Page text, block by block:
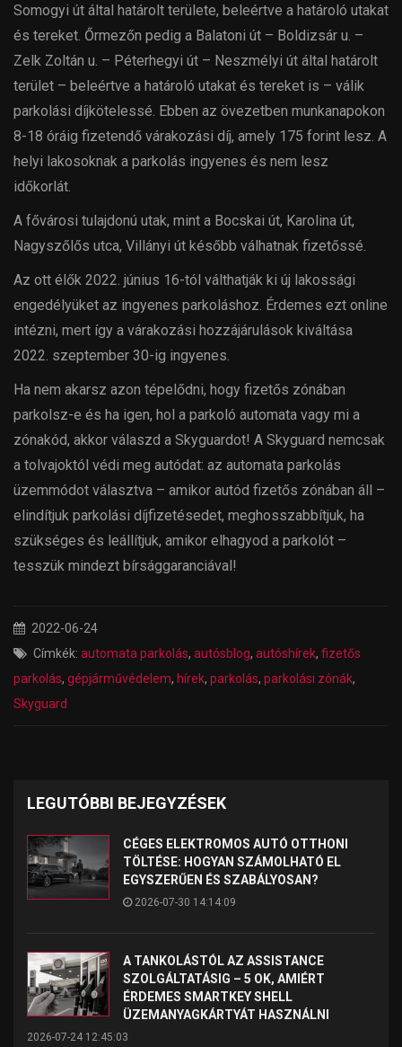
Somogyi út által határolt területe, beleértve a határoló utakat
és tereket. Őrmezőn pedig a Balatoni út – Boldizsár u. –
Zelk Zoltán u. – Péterhegyi út – Neszmélyi út által határolt
terület – beleértve a határoló utakat és tereket is – válik
parkolási díjkötelessé. Ebben az övezetben munkanapokon
8-18 óráig fizetendő várakozási díj, amely 175 forint lesz. A
helyi lakosoknak a parkolás ingyenes és nem lesz
időkorlát.
A fővárosi tulajdonú utak, mint a Bocskai út, Karolina út,
Nagyszőlős utca, Villányi út később válhatnak fizetőssé.
Az ott élők 2022. június 16-tól válthatják ki új lakossági
engedélyüket az ingyenes parkoláshoz. Érdemes ezt online
intézni, mert így a várakozási hozzájárulások kiváltása
2022. szeptember 30-ig ingyenes.
Ha nem akarsz azon tépelődni, hogy fizetős zónában
parkolsz-e és ha igen, hol a parkoló automata vagy mi a
zónakód, akkor válaszd a Skyguardot! A Skyguard nemcsak
a tolvajoktól védi meg autódat: az automata parkolás
üzemmódot választva – amikor autód fizetős zónában áll –
elindítjuk parkolási díjfizetésedet, meghosszabbítjuk, ha
szükséges és leállítjuk, amikor elhagyod a parkolót –
tesszük mindezt bírsággaranciával!
2022-06-24
Címkék: automata parkolás, autósblog, autóshírek, fizetős
parkolás, gépjárművédelem, hírek, parkolás, parkolási zónák,
Skyguard
LEGUTÓBBI BEJEGYZÉSEK
CÉGES ELEKTROMOS AUTÓ OTTHONI
TÖLTÉSE: HOGYAN SZÁMOLHATÓ EL
EGYSZERŰEN ÉS SZABÁLYOSAN?
2026-07-30 14:14:09
A TANKOLÁSTÓL AZ ASSISTANCE
SZOLGÁLTATÁSIG – 5 OK, AMIÉRT
ÉRDEMES SMARTKEY SHELL
ÜZEMANYAGKÁRTYÁT HASZNÁLNI
2026-07-24 12:45:03